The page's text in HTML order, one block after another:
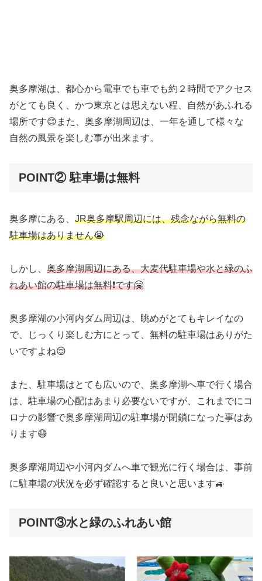
奥多摩湖は、都心から電車でも車でも約２時間でアクセス
がとても良く、かつ東京とは思えない程、自然があふれる
場所です😊また、奥多摩湖周辺は、一年を通して様々な
自然の風景を楽しむ事が出来ます。
POINT② 駐車場は無料
奥多摩にある、 JR奥多摩駅周辺には、残念ながら無料の
駐車場はありません😭
しかし、 奥多摩湖周辺にある、大麦代駐車場や水と緑のふ
れあい館の駐車場は無料❗️です🤗
奥多摩湖の小河内ダム周辺は、眺めがとてもキレイなの
で、じっくり楽しむ方にとって、無料の駐車場はありがた
いですよね😌
また、駐車場はとても広いので、奥多摩湖へ車で行く場合
は、駐車場の心配はあまり必要ないですが、これまでにコ
ロナの影響で奥多摩湖周辺の駐車場が閉鎖になった事はあ
ります😷
奥多摩湖周辺や小河内ダムへ車で観光に行く場合は、事前
に駐車場の状況を必ず確認すると良いと思います🚙
POINT③水と緑のふれあい館